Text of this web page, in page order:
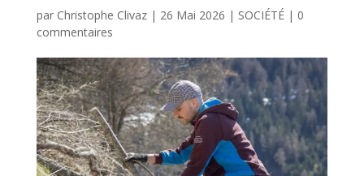
par Christophe Clivaz| 26 Mai 2026 | SOCIÉTÉ| 0
commentaires